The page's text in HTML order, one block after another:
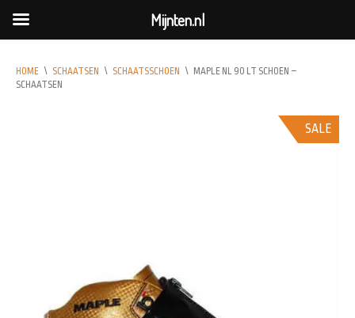
HOME \ SCHAATSEN \ SCHAATSSCHOEN \ MAPLE NL 90 LT SCHOEN –
SCHAATSEN
SALE
Mijnten.nl